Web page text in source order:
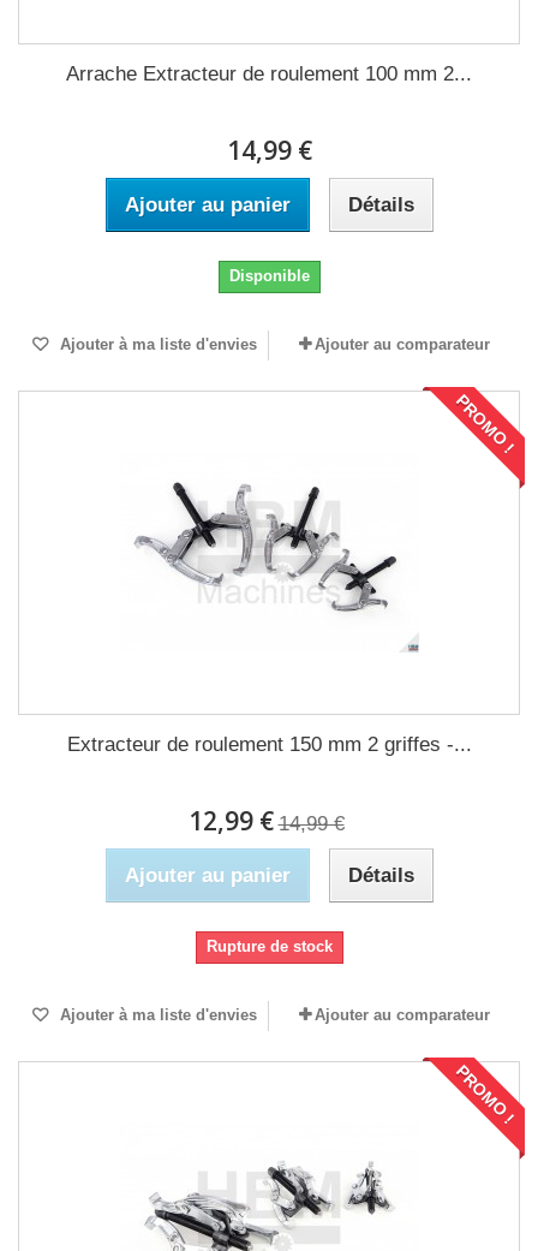
Arrache Extracteur de roulement 100 mm 2...
14,99 €
Ajouter au panier Détails
Disponible
Ajouter à ma liste d'envies Ajouter au comparateur
PROMO !
Extracteur de roulement 150 mm 2 griffes -...
12,99 € 14,99 €
Ajouter au panier Détails
Rupture de stock
Ajouter à ma liste d'envies Ajouter au comparateur
PROMO !